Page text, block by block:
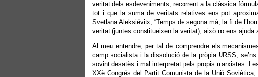
veritat dels esdeveniments, recorrent a la clàssica
tot i que la suma de veritats relatives ens pot
Svetlana Aleksiévitx, “Temps de segona mà, la fi de
veritat (juntes constitueixen la veritat), això no ens ajuda
Al meu entendre, per tal de comprendre els
camp socialista i la dissolució de la pròpia URSS,
sovint desatès i mal interpretat pels propis marxistes.
XXè Congrés del Partit Comunista de la Unió